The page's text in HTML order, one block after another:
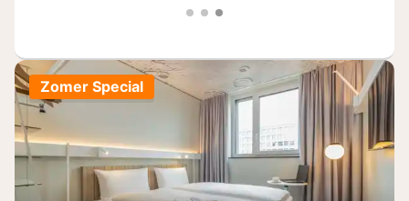
Zomer Special